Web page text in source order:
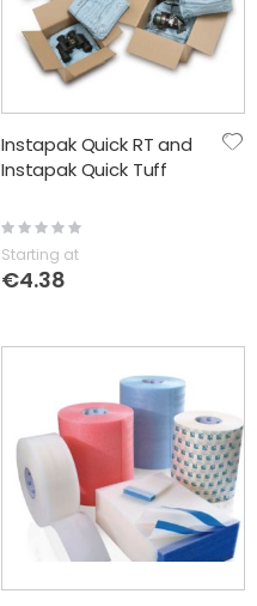
Instapak Quick RT and
Instapak Quick Tuff
Rating:
Starting at
€4.38